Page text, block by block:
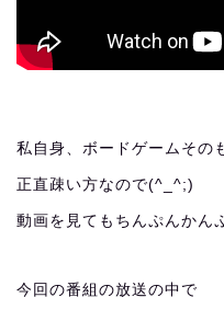
私自身、ボードゲームその
正直疎い方なので(^_^;)
動画を見てもちんぷんかん
今回の番組の放送の中で